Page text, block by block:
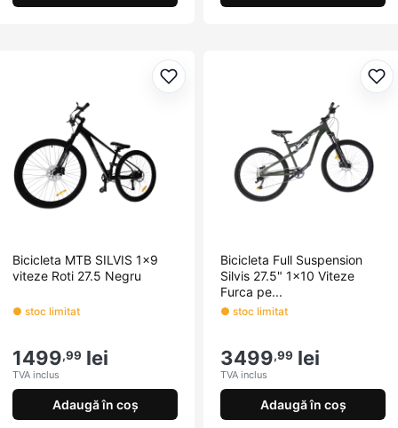
Adaugă la favorite
Bicicleta MTB SILVIS 1x9
viteze Roti 27.5 Negru
● stoc limitat
1499,99 lei
TVA inclus
Adaugă în coș
Bicicleta Full Suspension
Silvis 27.5" 1x10 Viteze
Furca pe...
● stoc limitat
3499,99 lei
TVA inclus
Adaugă în coș